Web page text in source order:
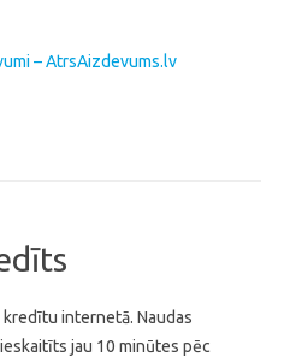
internetā. Naudas
jau 10 minūtes pēc